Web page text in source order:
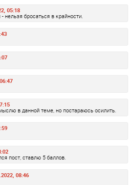
05:18
нельзя бросаться в крайности.
в данной теме, но постараюсь осилить.
пост, ставлю 5 баллов.
08:46